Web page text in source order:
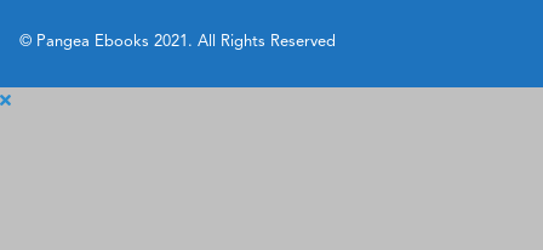
© Pangea Ebooks 2021. All Rights Reserved